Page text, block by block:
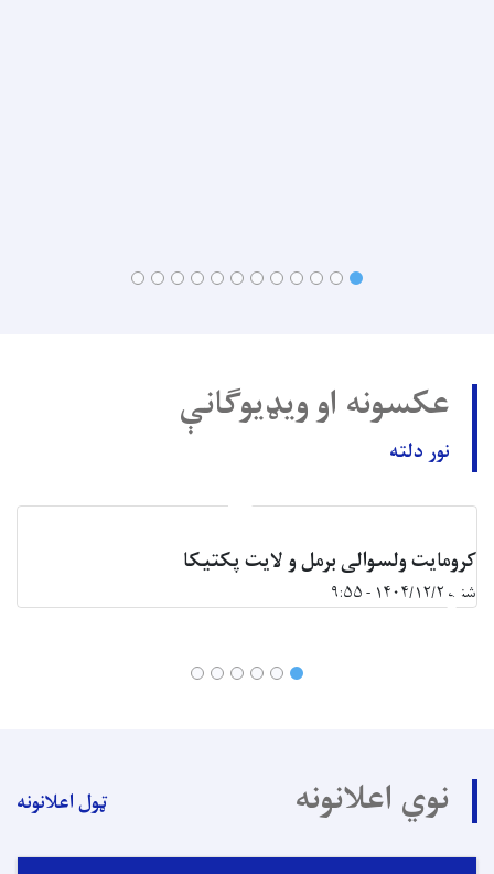
عکسونه او ویډیوګانې
نور دلته
کرومایت ولسوالی برمل و لایت پکتیکا
شنبه ۱۴۰۴/۱۲/۲ - ۹:۵۵
نوي اعلانونه ټول اعلانونه